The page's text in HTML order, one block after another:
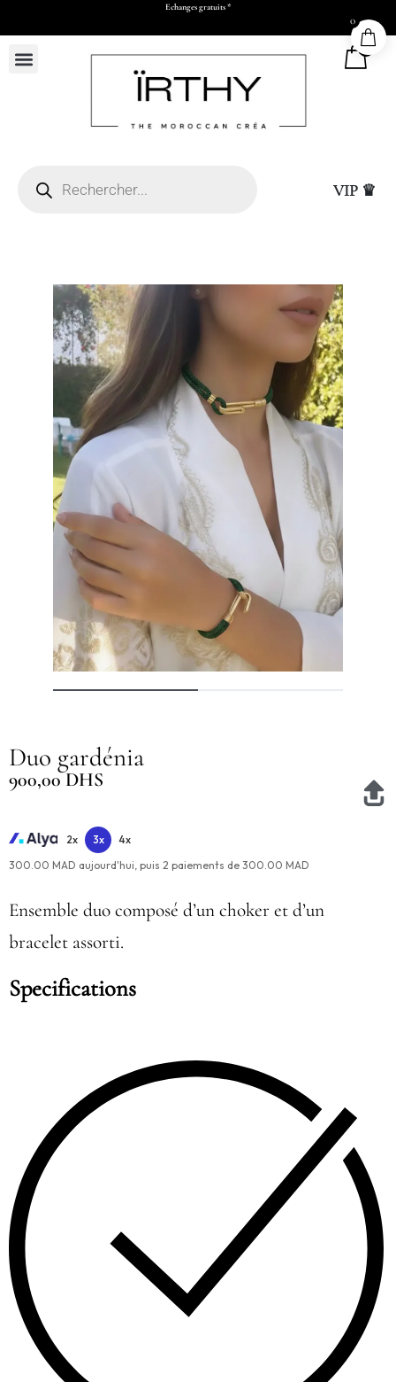
Echanges gratuits *
0
VIP ♛
Duo gardénia
900,00DHS
2x 3x
4x
300.00 MAD aujourd'hui, puis 2 paiements de 300.00 MAD
Ensemble duo composé d’un choker et d’un
bracelet assorti.
Specifications
0
+ ADD
15,00DHS